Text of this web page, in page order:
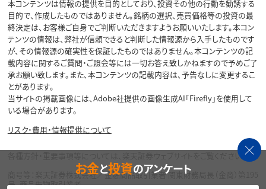
本コンテンツは情報の提供を目的としており、投資その他の行動を勧誘する
目的で、作成したものではありません。銘柄の選択、売買価格等の投資の最
終決定は、お客様ご自身でご判断いただきますようお願いいたします。本コン
テンツの情報は、弊社が信頼できると判断した情報源から入手したものです
が、その情報源の確実性を保証したものではありません。本コンテンツの記
載内容に関するご質問・ご照会等には一切お答え致しかねますので予めご了
承お願い致します。また、本コンテンツの記載内容は、予告なしに変更するこ
とがあります。
当サイトの掲載画像には、Adobe社提供の画像生成AI「Firefly」を使用して
いる場合があります。
リスク・費用・情報提供について
各種方針・重要事項等については、楽天証券ウェブサイトをご覧ください。
商号等：楽天証券株式会社／金融商品取引業者 関東財務局長（金商）第195
号、商品先物取引業者
お金と投資のアンケート